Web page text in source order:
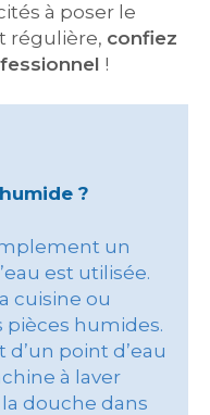
à poser le
régulière, confiez
!
?
un
est utilisée.
cuisine ou
pièces humides.
point d’eau
à laver
douche dans